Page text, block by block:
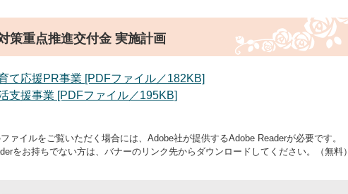
策重点推進交付金 実施計画
応援PR事業​ [PDFファイル／182KB]
援事業 [PDFファイル／195KB]
ァイルをご覧いただく場合には、Adobe社が提供するAdobe Readerが必要です。
をお持ちでない方は、バナーのリンク先からダウンロードしてください。（無料）